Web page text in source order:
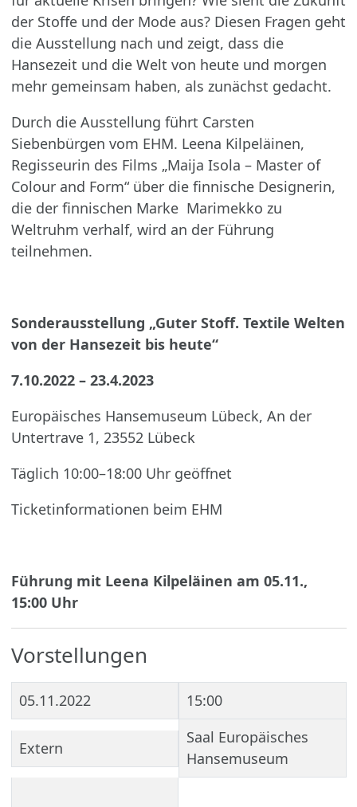
der Stoffe und der Mode aus? Diesen Fragen geht
die Ausstellung nach und zeigt, dass die
Hansezeit und die Welt von heute und morgen
mehr gemeinsam haben, als zunächst gedacht.
Durch die Ausstellung führt Carsten
Siebenbürgen vom EHM. Leena Kilpeläinen,
Regisseurin des Films „Maija Isola – Master of
Colour and Form“ über die finnische Designerin,
die der finnischen Marke Marimekko zu
Weltruhm verhalf, wird an der Führung
teilnehmen.
Sonderausstellung „Guter Stoff. Textile Welten
von der Hansezeit bis heute“
7.10.2022 – 23.4.2023
Europäisches Hansemuseum Lübeck, An der
Untertrave 1, 23552 Lübeck
Täglich 10:00–18:00 Uhr geöffnet
Ticketinformationen beim EHM
Führung mit Leena Kilpeläinen am 05.11.,
15:00 Uhr
Vorstellungen
05.11.2022 15:00
Extern
Saal Europäisches
Hansemuseum